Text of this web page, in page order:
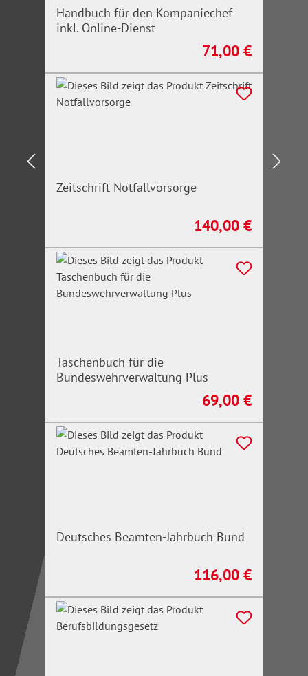
Handbuch für den Kompaniechef
inkl. Online-Dienst
Regulärer Preis:
71,00 €
Zeitschrift Notfallvorsorge
Regulärer Preis:
140,00 €
Taschenbuch für die
Bundeswehrverwaltung Plus
Regulärer Preis:
69,00 €
Deutsches Beamten-Jahrbuch Bund
Regulärer Preis:
116,00 €